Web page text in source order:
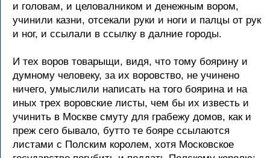
и головам, и целовалником и денежным вором,
учинили казни, отсекали руки и ноги и палцы от рук
и ног, и ссылали в ссылку в далние городы.
И тех воров товарыщи, видя, что тому боярину и
думному человеку, за их воровство, не учинено
ничего, умыслили написать на того боярина и на
иных трех воровские листы, чем бы их известь и
учинить в Москве смуту для грабежу домов, как и
преж сего бывало, бутто те бояре ссылаются
листами с Полским королем, хотя Московское